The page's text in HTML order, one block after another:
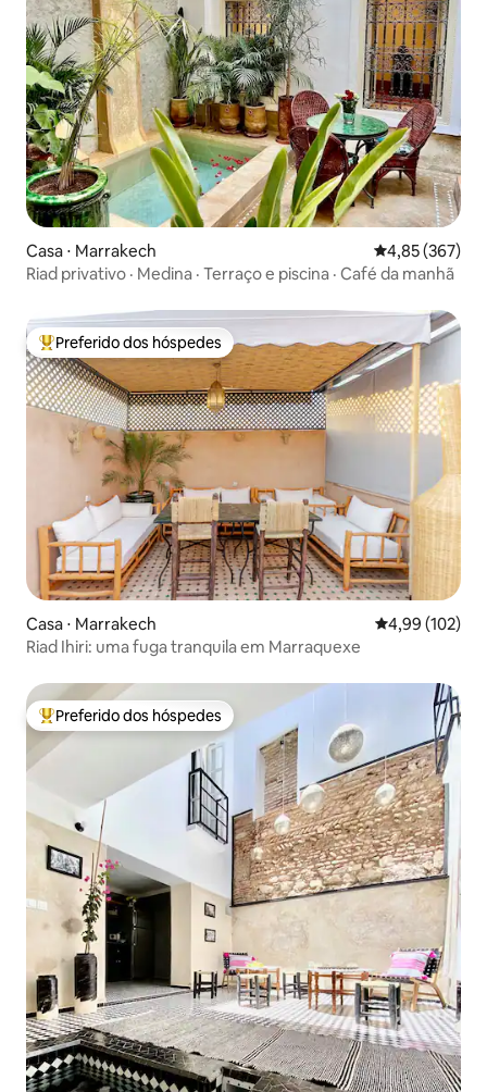
Casa ⋅ Marrakech 4,85 de uma
4,85 (367)
Riad privativo · Medina · Terraço e piscina · Café da manhã
Entre os melhores preferidos dos hóspedes
Preferido dos hóspedes
Casa ⋅ Marrakech 4,99 de uma
4,99 (102)
Riad Ihiri: uma fuga tranquila em Marraquexe
Entre os melhores preferidos dos hóspedes
Preferido dos hóspedes